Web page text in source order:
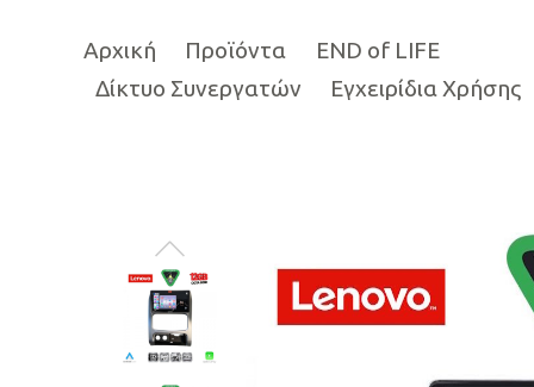
Αρχική Προϊόντα
END of LIFE
Δίκτυο Συνεργατών
Εγχειρίδια Χρήσης